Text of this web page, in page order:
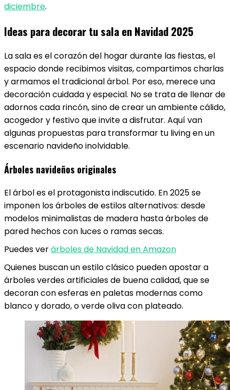
diciembre.
Ideas para decorar tu sala en Navidad 2025
La sala es el corazón del hogar durante las fiestas, el
espacio donde recibimos visitas, compartimos charlas
y armamos el tradicional árbol. Por eso, merece una
decoración cuidada y especial. No se trata de llenar de
adornos cada rincón, sino de crear un ambiente cálido,
acogedor y festivo que invite a disfrutar. Aquí van
algunas propuestas para transformar tu living en un
escenario navideño inolvidable.
Árboles navideños originales
El árbol es el protagonista indiscutido. En 2025 se
imponen los árboles de estilos alternativos: desde
modelos minimalistas de madera hasta árboles de
pared hechos con luces o ramas secas.
Puedes verárboles de Navidad en Amazon
Quienes buscan un estilo clásico pueden apostar a
árboles verdes artificiales de buena calidad, que se
decoran con esferas en paletas modernas como
blanco y dorado, o verde oliva con plateado.